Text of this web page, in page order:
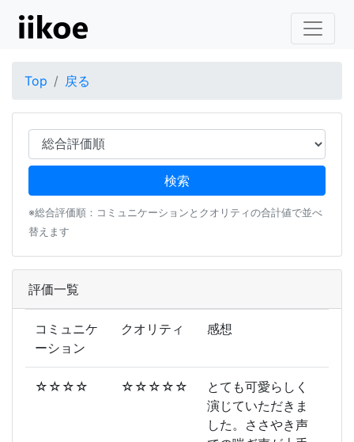
Top 戻る
※総合評価順：コミュニケーションとクオリティの合計値で並べ
替えます
評価一覧
コミュニケ
ーション
クオリティ 感想
☆☆☆☆ ☆☆☆☆☆
とても可愛らしく
演じていただきま
した。ささやき声